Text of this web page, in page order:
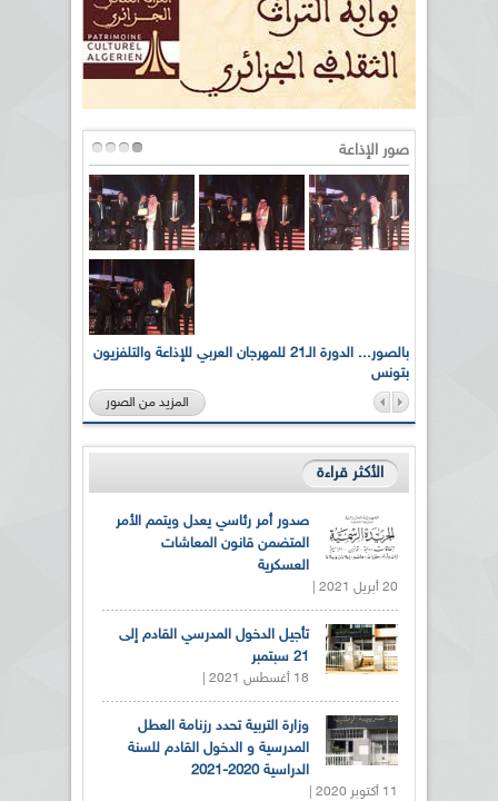
صور الإذاعة
بالصور... الدورة الـ21 للمهرجان العربي للإذاعة والتلفزيون
بتونس
المزيد من الصور
الأكثر قراءة
صدور أمر رئاسي يعدل ويتمم الأمر
المتضمن قانون المعاشات
العسكرية
20 أبريل 2021 |
تأجيل الدخول المدرسي القادم إلى
21 سبتمبر
18 أغسطس 2021 |
وزارة التربية تحدد رزنامة العطل
المدرسية و الدخول القادم للسنة
الدراسية 2020-2021
11 أكتوبر 2020 |